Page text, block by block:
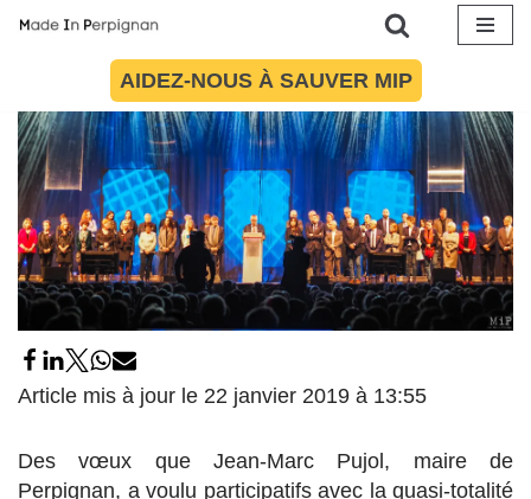
contenu
AIDEZ-NOUS À SAUVER MIP
Article mis à jour le 22 janvier 2019 à 13:55
Des vœux que Jean-Marc Pujol, maire de
Perpignan, a voulu participatifs avec la quasi-totalité